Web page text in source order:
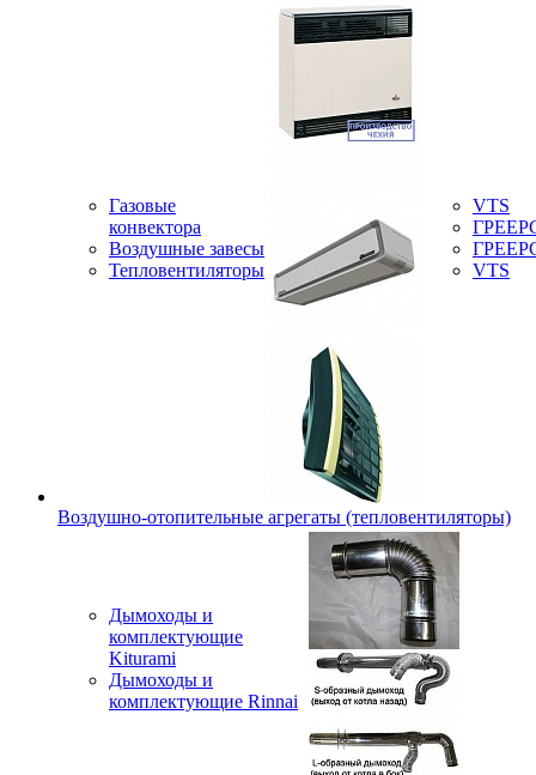
Газовые
конвектора
Воздушные завесы
Тепловентиляторы
VTS
VTS
Воздушно-отопительные агрегаты (тепловентиляторы)
Дымоходы и
комплектующие
Kiturami
Дымоходы и
комплектующие Rinnai